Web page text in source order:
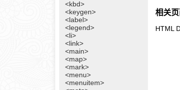
<kbd>
<keygen>
<label>
<legend>
<li>
<link>
<main>
<map>
<mark>
<menu>
<menuitem>
相关
HTML